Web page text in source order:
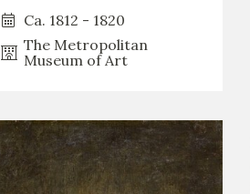
Ca. 1812 - 1820
The Metropolitan
Museum of Art